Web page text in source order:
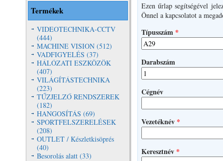
Termékek
VIDEOTECHNIKA-CCTV
(444)
MACHINE VISION (512)
VADFIGYELÉS (37)
HÁLÓZATI ESZKÖZÖK
(407)
VILÁGÍTÁSTECHNIKA
(223)
TŰZJELZŐ RENDSZEREK
(182)
HANGOSÍTÁS (69)
SPORTFELSZERELÉSEK
(208)
OUTLET / Készletkisöprés
(40)
Besorolás alatt (33)
Ezen űrlap segítségével
Önnel a kapcsolatot a
Típusszám *
Darabszám
Cégnév
Vezetéknév *
Keresztnév *